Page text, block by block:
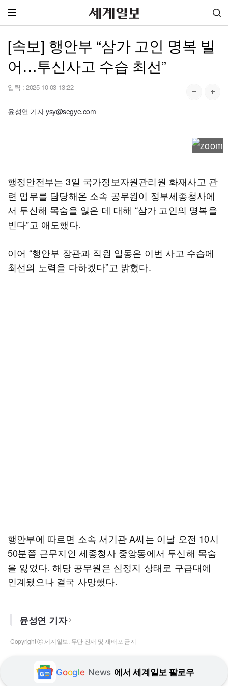
[속보] 행안부 “삼가 고인 명복 빌
어…투신사고 수습 최선”
입력 : 2025-10-03 13:22
윤성연 기자 ysy@segye.com
행정안전부는 3일 국가정보자원관리원 화재사고 관
련 업무를 담당해온 소속 공무원이 정부세종청사에
서 투신해 목숨을 잃은 데 대해 “삼가 고인의 명복을
빈다”고 애도했다.
이어 “행안부 장관과 직원 일동은 이번 사고 수습에
최선의 노력을 다하겠다”고 밝혔다.
행안부에 따르면 소속 서기관 A씨는 이날 오전 10시
50분쯤 근무지인 세종청사 중앙동에서 투신해 목숨
을 잃었다. 해당 공무원은 심정지 상태로 구급대에
인계됐으나 결국 사망했다.
윤성연 기자
Copyright ⓒ 세계일보. 무단 전재 및 재배포 금지
Google News 에서 세계일보 팔로우